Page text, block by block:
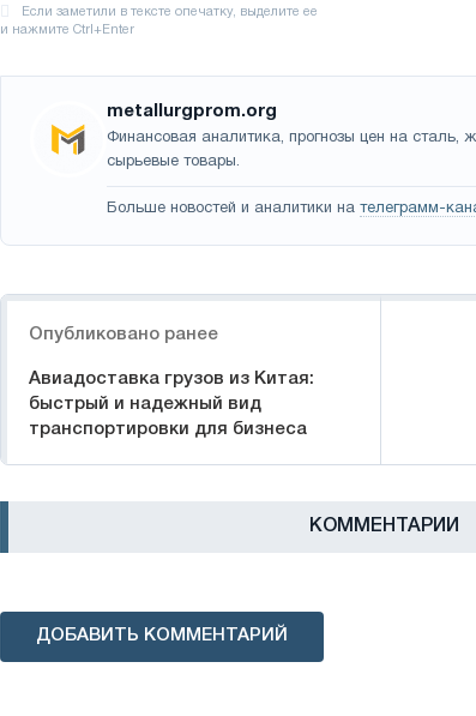
metallurgprom.org
Финансовая аналитика, прогнозы цен на сталь,
сырьевые товары.
Больше новостей и аналитики на телеграмм-
Опубликовано ранее
Авиадоставка грузов из Китая:
быстрый и надежный вид
транспортировки для бизнеса
КОММЕНТАРИИ
ДОБАВИТЬ КОММЕНТАРИЙ